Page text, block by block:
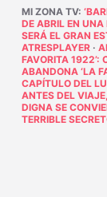
MI ZONA TV:
DE ABRIL EN
SERÁ EL GRAN
ATRESPLAYER·
FAVORITA 1922’:
ABANDONA ‘LA
CAPÍTULO DEL
ANTES DEL
DIGNA SE
TERRIBLE